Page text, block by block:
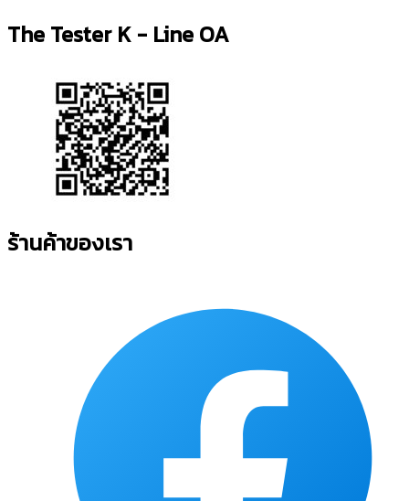
฿7,000.฿4,290.
The Tester K - Line OA
ร้านค้าของเรา